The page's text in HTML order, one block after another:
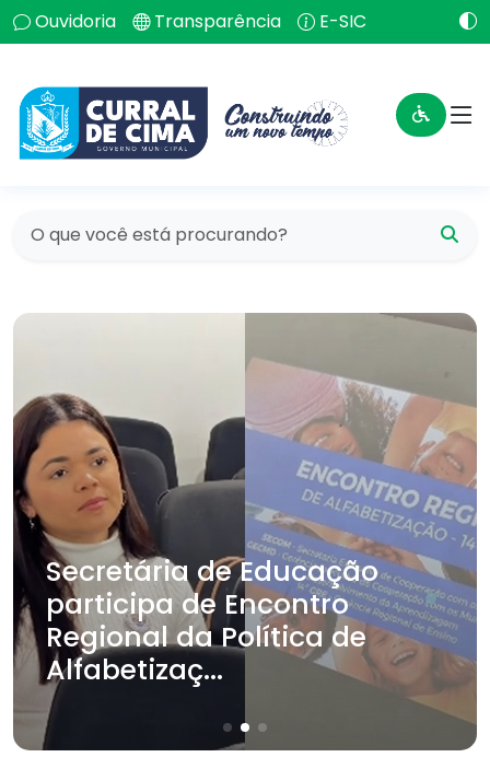
Ouvidoria Transparência E-SIC
Secretária de Educação
participa de Encontro
Regional da Política de
Alfabetizaç...